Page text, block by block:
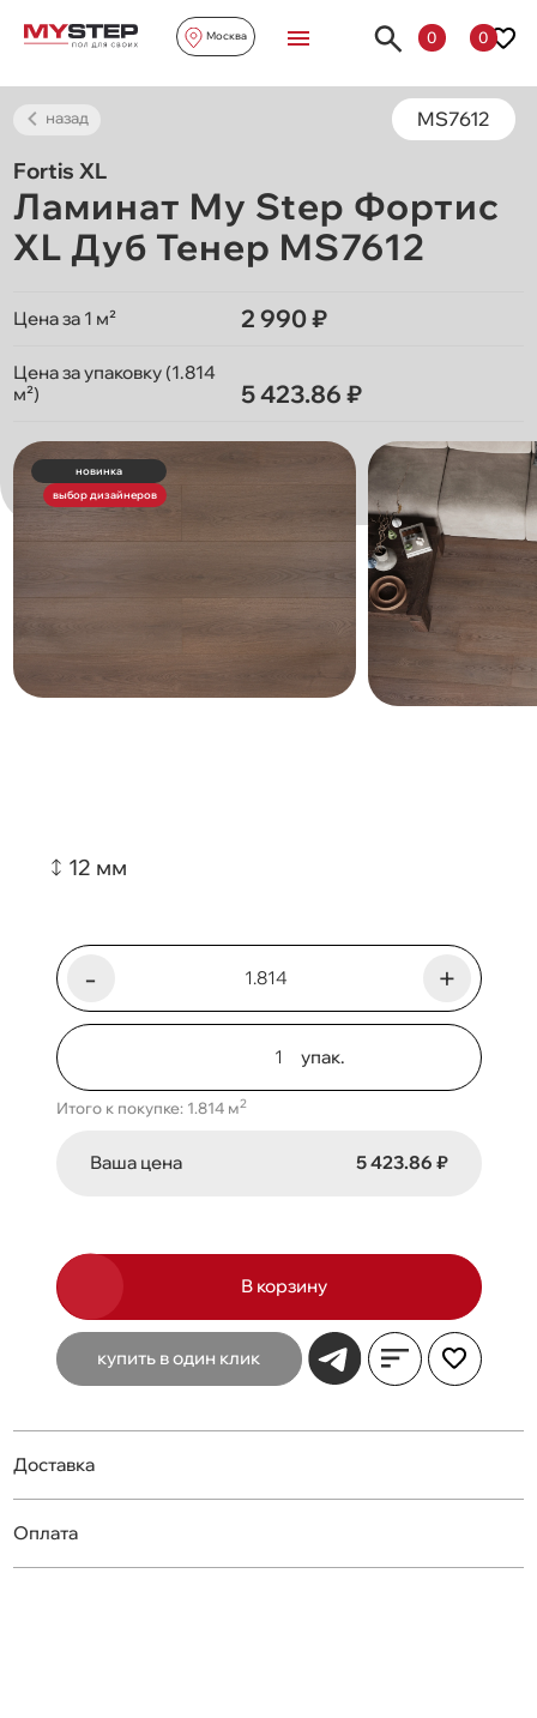
Москва 0 0
назад MS7612
Fortis XL
Ламинат My Step Фортис
XL Дуб Тенер MS7612
Цена за 1 м² 2 990 ₽
Цена за упаковку (1.814
м²)
5 423.86 ₽
- +
упак.
Итого к покупке: 1.814 м2
Ваша цена 5 423.86 ₽
В корзину
купить в один клик
Доставка
Оплата
новинка
выбор дизайнеров
12 мм